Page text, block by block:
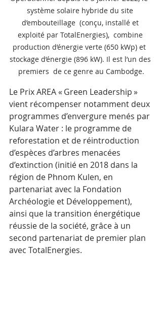
système solaire hybride du site
d’embouteillage  (conçu, installé et
exploité par TotalEnergies),  combine
production d’énergie verte (650 kWp) et
stockage d’énergie (896 kW). Il est l’un des
premiers  de ce genre au Cambodge.
Le Prix AREA « Green Leadership »
vient récompenser notamment deux
programmes d’envergure menés par
Kulara Water : le programme de
reforestation et de réintroduction
d’espèces d’arbres menacées
d’extinction (initié en 2018 dans la
région de Phnom Kulen, en
partenariat avec la Fondation
Archéologie et Développement),
ainsi que la transition énergétique
réussie de la société, grâce à un
second partenariat de premier plan
avec TotalEnergies.